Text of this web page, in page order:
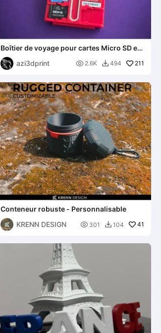
Boîtier de voyage pour cartes Micro SD et
adaptateurs USB
azi3dprint
 2.6K  494 211
Conteneur robuste - Personnalisable
KRENN DESIGN
 301  104 41